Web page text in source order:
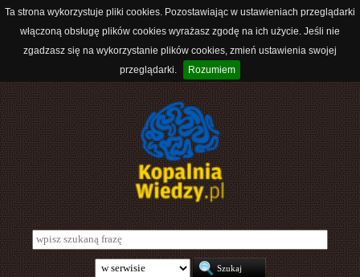
Ta strona wykorzystuje pliki cookies. Pozostawiając w ustawieniach przeglądarki
włączoną obsługę plików cookies wyrażasz zgodę na ich użycie. Jeśli nie
zgadzasz się na wykorzystanie plików cookies, zmień ustawienia swojej
przeglądarki.
Rozumiem